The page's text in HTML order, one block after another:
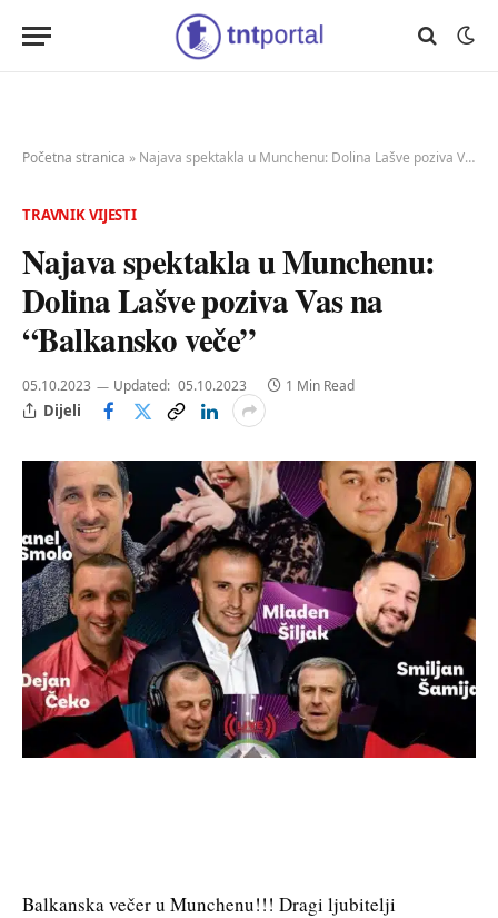
Početna stranica » Najava spektakla u Munchenu: Dolina Lašve poziva Vas na “Balkansko veče”
TRAVNIK VIJESTI
Najava spektakla u Munchenu:
Dolina Lašve poziva Vas na
“Balkansko veče”
05.10.2023 Updated: 05.10.2023 1 Min Read
Dijeli
Balkanska večer u Munchenu!!! Dragi ljubitelji